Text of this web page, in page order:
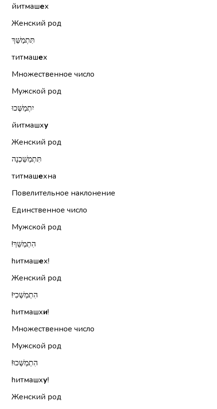
йитмашех
Женский род
תִּתְמַשֵּׁךְ
титмашех
Множественное число
Мужской род
יִתְמַשְּׁכוּ
йитмашху
Женский род
תִּתְמַשֵּׁכְנָה
титмашехна
Повелительное наклонение
Единственное число
Мужской род
הִתְמַשֵּׁךְ!‏
hитмашех!
Женский род
הִתְמַשְּׁכִי!‏
hитмашхи!
Множественное число
Мужской род
הִתְמַשְּׁכוּ!‏
hитмашху!
Женский род